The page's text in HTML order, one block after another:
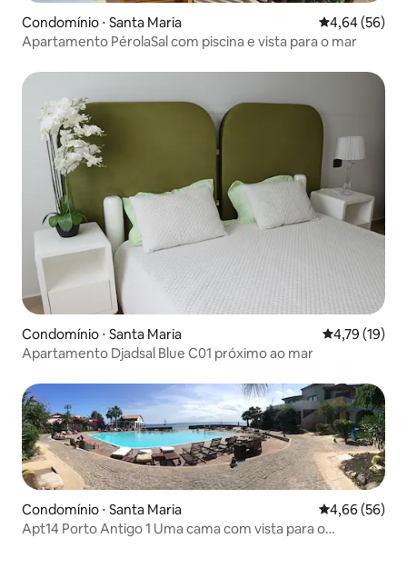
Condomínio ⋅ Santa Maria 4,64 de uma
4,64 (56)
Apartamento PérolaSal com piscina e vista para o mar
Condomínio ⋅ Santa Maria 4,79 de uma
4,79 (19)
Apartamento Djadsal Blue C01 próximo ao mar
Condomínio ⋅ Santa Maria 4,66 de uma
4,66 (56)
Apt14 Porto Antigo 1 Uma cama com vista para o